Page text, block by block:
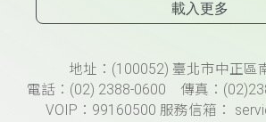
載入更多
頁尾資訊地址：(100052) 臺北市中正區
電話：(02) 2388-0600 傳真：
VOIP：99160500 服務信箱：